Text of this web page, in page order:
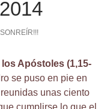
Apóstoles (1,15-
se puso en pie en
unas ciento